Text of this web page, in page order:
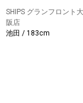
SHIPS グランフロント大
阪店
池田 / 183cm